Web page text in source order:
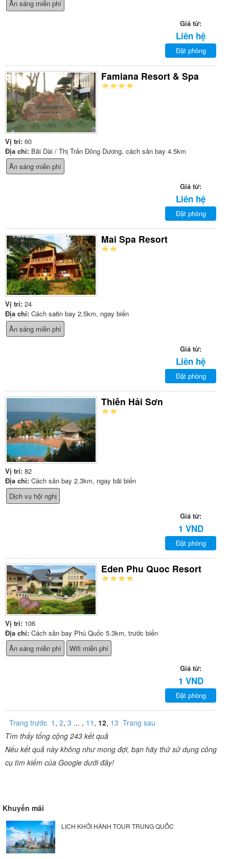
Ăn sáng miễn phí
Giá từ:
Liên hệ
Đặt phòng
Famiana Resort & Spa
Vị trí: 60
Địa chỉ: Bãi Dài / Thị Trấn Đông Dương, cách sân bay 4.5km
Ăn sáng miễn phí
Giá từ:
Liên hệ
Đặt phòng
Mai Spa Resort
Vị trí: 24
Địa chỉ: Cách sa6n bay 2.5km, ngay biển
Ăn sáng miễn phí
Giá từ:
Liên hệ
Đặt phòng
Thiên Hải Sơn
Vị trí: 82
Địa chỉ: Cách sân bay 2.3km, ngay bãi biển
Dịch vụ hội nghị
Giá từ:
1 VND
Đặt phòng
Eden Phu Quoc Resort
Vị trí: 106
Địa chỉ: Cách sân bay Phú Quốc 5.3km, trước biển
Ăn sáng miễn phí
Wifi miễn phí
Giá từ:
1 VND
Đặt phòng
Trang trước 1 , 2, 3 ... , 11 , 12, 13 Trang sau
Tìm thấy tổng cộng 243 kết quả
Nếu kết quả này không như mong đợi, bạn hãy thử sử dụng công
cụ tìm kiếm của Google dưới đây!
Khuyến mãi
LỊCH KHỞI HÀNH TOUR TRUNG QUỐC